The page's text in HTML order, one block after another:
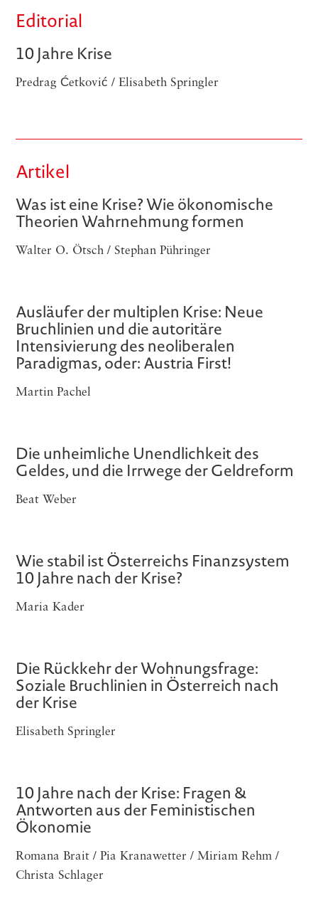
Editorial
10 Jahre Krise
Predrag Ćetković / Elisabeth Springler
Artikel
Was ist eine Krise? Wie ökonomische
Theorien Wahrnehmung formen
Walter O. Ötsch / Stephan Pühringer
Ausläufer der multiplen Krise: Neue
Bruchlinien und die autoritäre
Intensivierung des neoliberalen
Paradigmas, oder: Austria First!
Martin Pachel
Die unheimliche Unendlichkeit des
Geldes, und die Irrwege der Geldreform
Beat Weber
Wie stabil ist Österreichs Finanzsystem
10 Jahre nach der Krise?
Maria Kader
Die Rückkehr der Wohnungsfrage:
Soziale Bruchlinien in Österreich nach
der Krise
Elisabeth Springler
10 Jahre nach der Krise: Fragen &
Antworten aus der Feministischen
Ökonomie
Romana Brait / Pia Kranawetter / Miriam Rehm /
Christa Schlager